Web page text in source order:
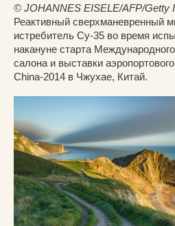
© JOHANNES EISELE/AFP/Getty
Реактивный сверхманевренный
истребитель Су-35 во время
накануне старта
салона и выставки
China-2014 в Чжухае, Китай.